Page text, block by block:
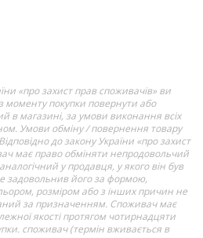
«про захист прав споживачів» ви
моменту покупки повернути або
в магазині, за умови виконання всіх
Умови обміну / повернення товару
до закону України «про захист
має право обміняти непродовольчий
у продавця, у якого він був
задовольнив його за формою,
розміром або з інших причин не
за призначенням. Споживач має
якості протягом чотирнадцяти
споживач (термін вживається в